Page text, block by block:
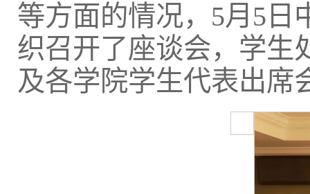
等方面的情况，5月5日
织召开了座谈会，学生
及各学院学生代表出席